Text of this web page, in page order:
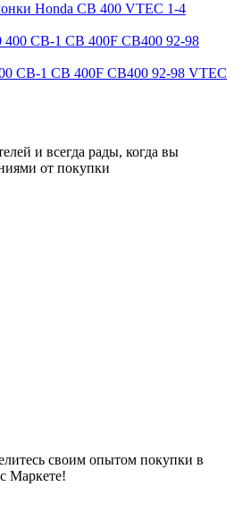
Honda CB 400 VTEC 1-4
CB-1 CB 400F CB400 92-98 VTEC
и всегда рады, когда вы
от покупки
своим опытом покупки в
Маркете!